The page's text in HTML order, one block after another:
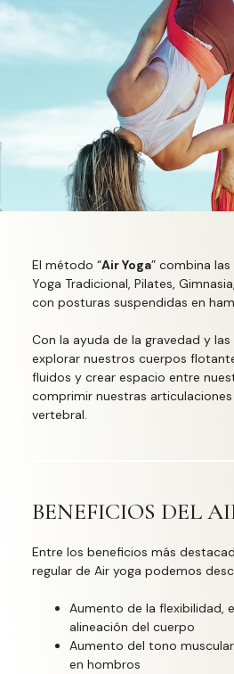
El método “Air Yoga” combina
Yoga Tradicional, Pilates,
con posturas suspendidas en
Con la ayuda de la gravedad y
explorar nuestros cuerpos
fluidos y crear espacio entre
comprimir nuestras
vertebral.
BENEFICIOS DEL
Entre los beneficios más
regular de Air yoga podemos
Aumento de la flexibilidad,
alineación del cuerpo
Aumento del tono
en hombros